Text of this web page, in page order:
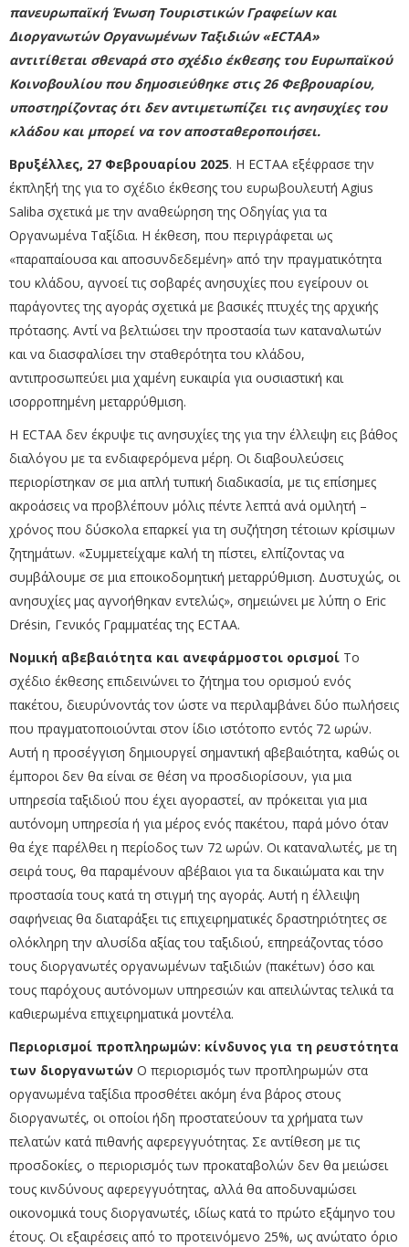
πανευρωπαϊκή Ένωση Τουριστικών Γραφείων και
Διοργανωτών Οργανωμένων Ταξιδιών «ECTAA»
αντιτίθεται σθεναρά στο σχέδιο έκθεσης του Ευρωπαϊκού
Κοινοβουλίου που δημοσιεύθηκε στις 26 Φεβρουαρίου,
υποστηρίζοντας ότι δεν αντιμετωπίζει τις ανησυχίες του
κλάδου και μπορεί να τον αποσταθεροποιήσει.
Βρυξέλλες, 27 Φεβρουαρίου 2025. Η ECTAA εξέφρασε την
έκπληξή της για το σχέδιο έκθεσης του ευρωβουλευτή Agius
Saliba σχετικά με την αναθεώρηση της Οδηγίας για τα
Οργανωμένα Ταξίδια. Η έκθεση, που περιγράφεται ως
«παραπαίουσα και αποσυνδεδεμένη» από την πραγματικότητα
του κλάδου, αγνοεί τις σοβαρές ανησυχίες που εγείρουν οι
παράγοντες της αγοράς σχετικά με βασικές πτυχές της αρχικής
πρότασης. Αντί να βελτιώσει την προστασία των καταναλωτών
και να διασφαλίσει την σταθερότητα του κλάδου,
αντιπροσωπεύει μια χαμένη ευκαιρία για ουσιαστική και
ισορροπημένη μεταρρύθμιση.
Η ECTAA δεν έκρυψε τις ανησυχίες της για την έλλειψη εις βάθος
διαλόγου με τα ενδιαφερόμενα μέρη. Οι διαβουλεύσεις
περιορίστηκαν σε μια απλή τυπική διαδικασία, με τις επίσημες
ακροάσεις να προβλέπουν μόλις πέντε λεπτά ανά ομιλητή –
χρόνος που δύσκολα επαρκεί για τη συζήτηση τέτοιων κρίσιμων
ζητημάτων. «Συμμετείχαμε καλή τη πίστει, ελπίζοντας να
συμβάλουμε σε μια εποικοδομητική μεταρρύθμιση. Δυστυχώς, οι
ανησυχίες μας αγνοήθηκαν εντελώς», σημειώνει με λύπη ο Eric
Drésin, Γενικός Γραμματέας της ECTAA.
Νομική αβεβαιότητα και ανεφάρμοστοι ορισμοί Το
σχέδιο έκθεσης επιδεινώνει το ζήτημα του ορισμού ενός
πακέτου, διευρύνοντάς τον ώστε να περιλαμβάνει δύο πωλήσεις
που πραγματοποιούνται στον ίδιο ιστότοπο εντός 72 ωρών.
Αυτή η προσέγγιση δημιουργεί σημαντική αβεβαιότητα, καθώς οι
έμποροι δεν θα είναι σε θέση να προσδιορίσουν, για μια
υπηρεσία ταξιδιού που έχει αγοραστεί, αν πρόκειται για μια
αυτόνομη υπηρεσία ή για μέρος ενός πακέτου, παρά μόνο όταν
θα έχε παρέλθει η περίοδος των 72 ωρών. Οι καταναλωτές, με τη
σειρά τους, θα παραμένουν αβέβαιοι για τα δικαιώματα και την
προστασία τους κατά τη στιγμή της αγοράς. Αυτή η έλλειψη
σαφήνειας θα διαταράξει τις επιχειρηματικές δραστηριότητες σε
ολόκληρη την αλυσίδα αξίας του ταξιδιού, επηρεάζοντας τόσο
τους διοργανωτές οργανωμένων ταξιδιών (πακέτων) όσο και
τους παρόχους αυτόνομων υπηρεσιών και απειλώντας τελικά τα
καθιερωμένα επιχειρηματικά μοντέλα.
Περιορισμοί προπληρωμών: κίνδυνος για τη ρευστότητα
των διοργανωτών Ο περιορισμός των προπληρωμών στα
οργανωμένα ταξίδια προσθέτει ακόμη ένα βάρος στους
διοργανωτές, οι οποίοι ήδη προστατεύουν τα χρήματα των
πελατών κατά πιθανής αφερεγγυότητας. Σε αντίθεση με τις
προσδοκίες, ο περιορισμός των προκαταβολών δεν θα μειώσει
τους κινδύνους αφερεγγυότητας, αλλά θα αποδυναμώσει
οικονομικά τους διοργανωτές, ιδίως κατά το πρώτο εξάμηνο του
έτους. Οι εξαιρέσεις από το προτεινόμενο 25%, ως ανώτατο όριο